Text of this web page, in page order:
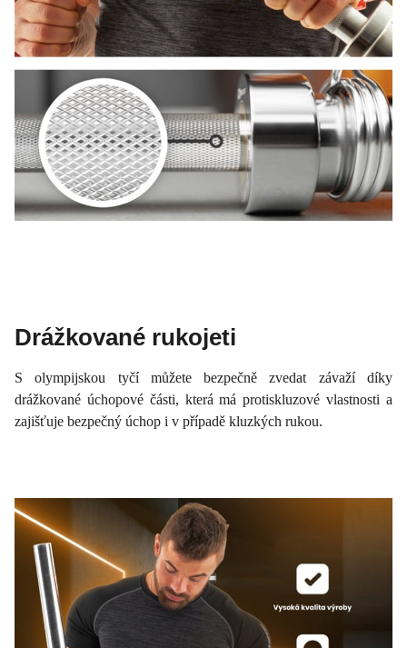
Drážkované rukojeti
S olympijskou tyčí můžete bezpečně zvedat závaží díky
drážkované úchopové části, která má protiskluzové vlastnosti a
zajišťuje bezpečný úchop i v případě kluzkých rukou.